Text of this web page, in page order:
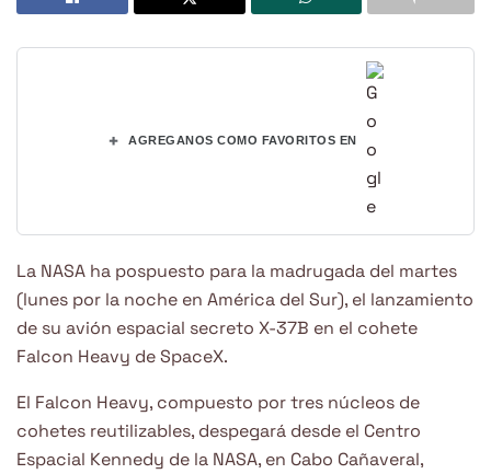
+ AGREGANOS COMO FAVORITOS EN
La NASA ha pospuesto para la madrugada del martes
(lunes por la noche en América del Sur), el lanzamiento
de su avión espacial secreto X-37B en el cohete
Falcon Heavy de SpaceX.
El Falcon Heavy, compuesto por tres núcleos de
cohetes reutilizables, despegará desde el Centro
Espacial Kennedy de la NASA, en Cabo Cañaveral,